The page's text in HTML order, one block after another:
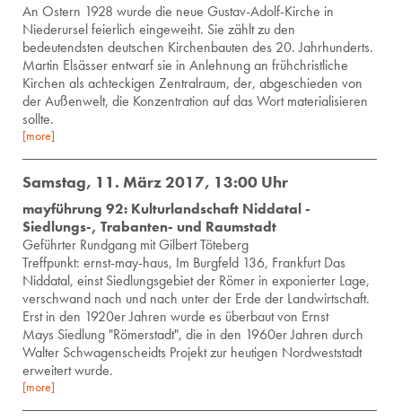
An Ostern 1928 wurde die neue Gustav-Adolf-Kirche in
Niederursel feierlich eingeweiht. Sie zählt zu den
bedeutendsten deutschen Kirchenbauten des 20. Jahrhunderts.
Martin Elsässer entwarf sie in Anlehnung an frühchristliche
Kirchen als achteckigen Zentralraum, der, abgeschieden von
der Außenwelt, die Konzentration auf das Wort materialisieren
sollte.
[more]
Samstag, 11. März 2017, 13:00 Uhr
mayführung 92: Kulturlandschaft Niddatal -
Siedlungs-, Trabanten- und Raumstadt
Ge­führ­ter Rund­gang mit Gil­bert Tö­te­berg
Treffpunkt: ernst-may-haus, Im Burgfeld 136, Frankfurt Das
Niddatal, einst Siedlungsgebiet der Römer in exponierter Lage,
verschwand nach und nach unter der Erde der Landwirtschaft.
Erst in den 1920er Jahren wurde es überbaut von Ernst
Mays Siedlung "Römerstadt", die in den 1960er Jahren durch
Walter Schwagenscheidts Projekt zur heutigen Nordweststadt
erweitert wurde.
[more]